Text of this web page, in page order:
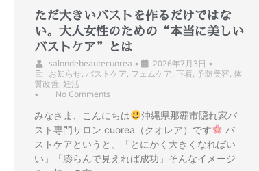
ただ大きいバストを作るだけではな
い。大人女性のための“本当に美しい
バストケア”とは
salondebeautecuorea • 2026年7月3日 •
お知らせ, バストケア, フェムケア, 下着, 予防美容, 体
質改善, 妊活
•
No Comments
みなさま、こんにちは
沖縄県那覇市隠れ家バ
スト専門サロン cuorea（クオレア）です
バ
ストケアというと、「とにかく大きくなればい
い」「膨らんで見えれば成功」そんなイメージ